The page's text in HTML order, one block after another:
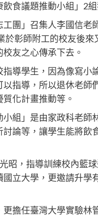
食議題推動小組」2組
團」召集人李國信老
彰師附工的校友後
友之心傳承下去。
導學生，因為像寫小
指導，所以退休老師
化計畫推動等。
組」是由家政科老師
論等，讓學生能將飲
昭，指導訓練校內籃
立大學，更邀請升學
擔任臺灣大學實驗林